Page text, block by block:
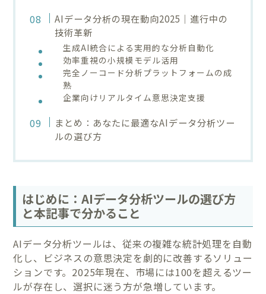
AIデータ分析の現在動向2025｜進行中の
技術革新
生成AI統合による実用的な分析自動化
効率重視の小規模モデル活用
完全ノーコード分析プラットフォームの成
熟
企業向けリアルタイム意思決定支援
まとめ：あなたに最適なAIデータ分析ツー
ルの選び方
はじめに：AIデータ分析ツールの選び方
と本記事で分かること
AIデータ分析ツールは、従来の複雑な統計処理を自動
化し、ビジネスの意思決定を劇的に改善するソリュー
ションです。2025年現在、市場には100を超えるツー
ルが存在し、選択に迷う方が急増しています。